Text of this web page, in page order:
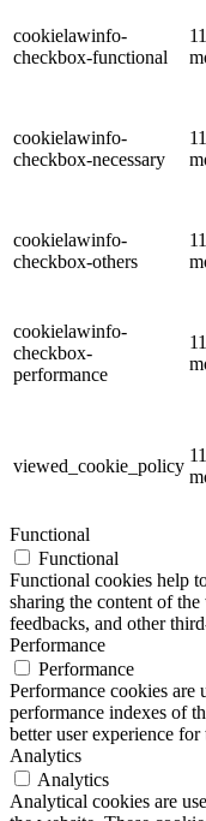
cookielawinfo-
checkbox-functional
11
cookielawinfo-
checkbox-necessary
11
cookielawinfo-
checkbox-others
11
cookielawinfo-
checkbox-
performance
11
viewed_cookie_policy
11
Functional
Functional
Functional cookies help
sharing the content of
feedbacks, and other
Performance
Performance
Performance cookies are
performance indexes of
better user experience for
Analytics
Analytics
Analytical cookies are